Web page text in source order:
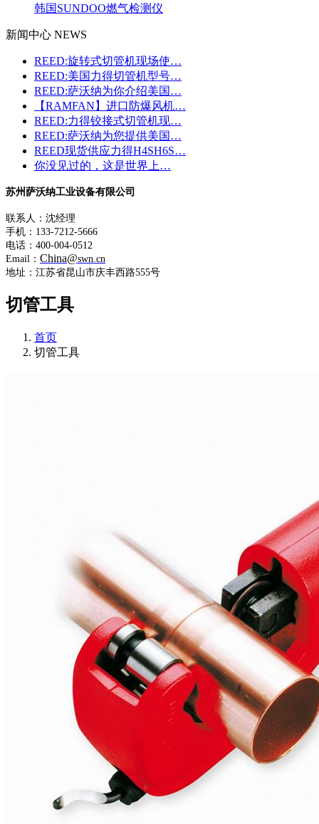
韩国SUNDOO燃气检测仪
新闻中心 NEWS
REED:旋转式切管机现场使…
REED:美国力得切管机型号…
REED:萨沃纳为你介绍美国…
【RAMFAN】进口防爆风机…
REED:力得铰接式切管机现…
REED:萨沃纳为您提供美国…
REED现货供应力得H4SH6S…
你没见过的，这是世界上…
苏州萨沃纳工业设备有限公司
联系人：沈经理
手机：133-7212-5666
电话：400-004-0512
Email： China@swn.cn
地址：江苏省昆山市庆丰西路555号
切管工具
首页
切管工具